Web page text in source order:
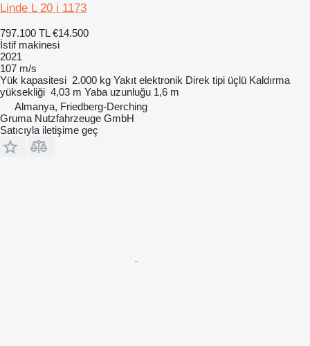
Linde L 20 i 1173
797.100 TL €14.500
İstif makinesi
2021
107 m/s
Yük kapasitesi 2.000 kg Yakıt elektronik Direk tipi üçlü Kaldırma
yüksekliği 4,03 m Yaba uzunluğu 1,6 m
Almanya, Friedberg-Derching
Gruma Nutzfahrzeuge GmbH
Satıcıyla iletişime geç